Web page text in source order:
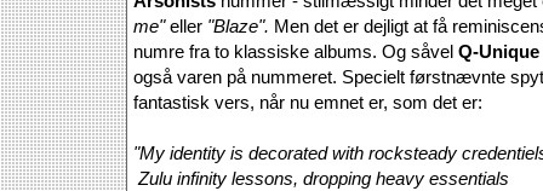
me"eller "Blaze". Men det er dejligt at få
numre fra to klassiske albums. Og såvel Q-Unique
også varen på nummeret. Specielt førstnævnte
fantastisk vers, når nu emnet er, som det er:
"My identity is decorated with rocksteady
Zulu infinity lessons, dropping heavy essentials